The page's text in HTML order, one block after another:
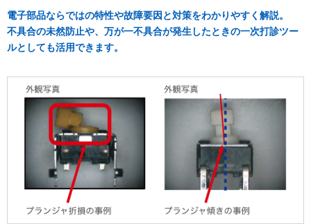
電子部品ならではの特性や故障要因と対策をわかりやすく解説。
不具合の未然防止や、万が一不具合が発生したときの一次打診ツー
ルとしても活用できます。